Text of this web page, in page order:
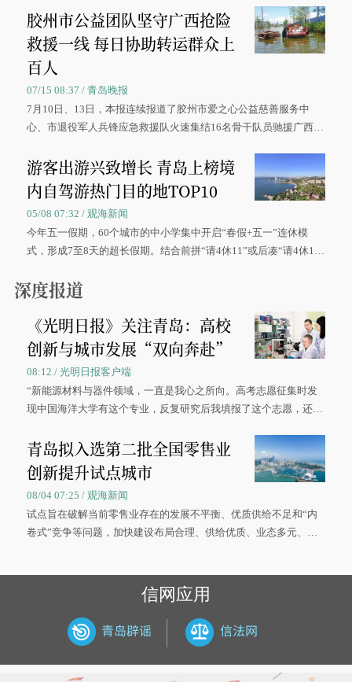
胶州市公益团队坚守广西抢险
救援一线 每日协助转运群众上
百人
07/15 08:37 / 青岛晚报
7月10日、13日，本报连续报道了胶州市爱之心公益慈善服务中
心、市退役军人兵锋应急救援队火速集结16名骨干队员驰援广西灾
游客出游兴致增长 青岛上榜境
内自驾游热门目的地TOP10
05/08 07:32 / 观海新闻
今年五一假期，60个城市的中小学集中开启“春假+五一”连休模
式，形成7至8天的超长假期。结合前拼“请4休11”或后凑“请4休1
深度报道
《光明日报》关注青岛：高校
创新与城市发展“双向奔赴”
08:12 / 光明日报客户端
“新能源材料与器件领域，一直是我心之所向。高考志愿征集时发
现中国海洋大学有这个专业，反复研究后我填报了这个志愿，还真
大学材料科学与工程学院材料类专业的录取通知书。
青岛拟入选第二批全国零售业
创新提升试点城市
08/04 07:25 / 观海新闻
试点旨在破解当前零售业存在的发展不平衡、优质供给不足和“内
卷式”竞争等问题，加快建设布局合理、供给优质、业态多元、智
信网应用